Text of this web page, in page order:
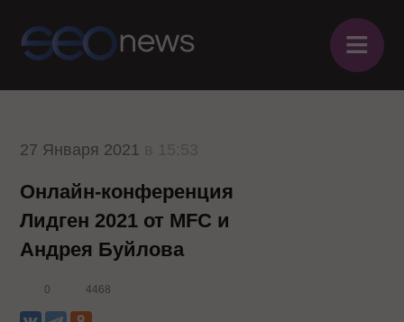
≡
27 Января 2021
Онлайн-конференция
Лидген 2021 от MFC и
Андрея Буйлова
0 4468